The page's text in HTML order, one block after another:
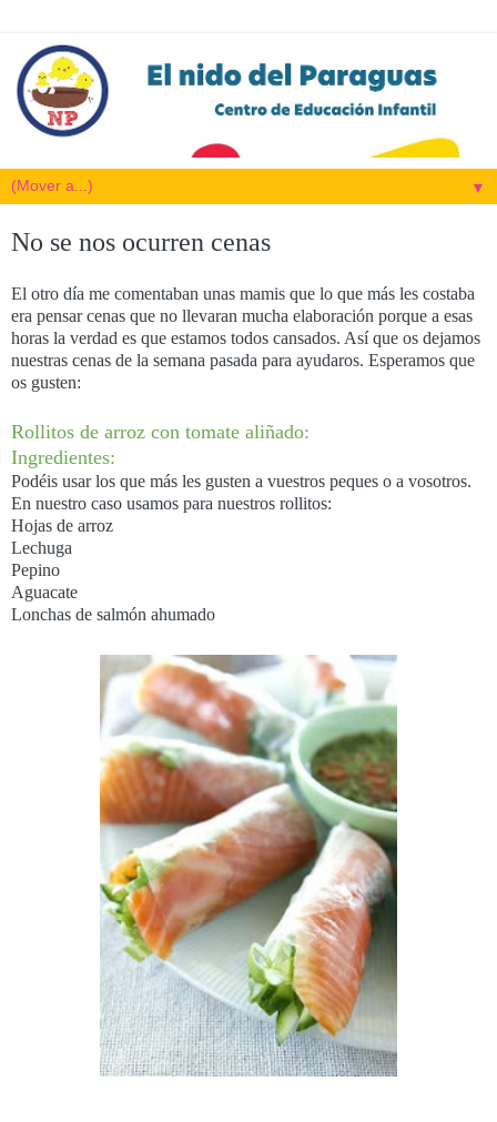
▼
No se nos ocurren cenas
El otro día me comentaban unas mamis que lo que más les costaba
era pensar cenas que no llevaran mucha elaboración porque a esas
horas la verdad es que estamos todos cansados. Así que os dejamos
nuestras cenas de la semana pasada para ayudaros. Esperamos que
os gusten:
Rollitos de arroz con tomate aliñado:
Ingredientes:
Podéis usar los que más les gusten a vuestros peques o a vosotros.
En nuestro caso usamos para nuestros rollitos:
Hojas de arroz
Lechuga
Pepino
Aguacate
Lonchas de salmón ahumado